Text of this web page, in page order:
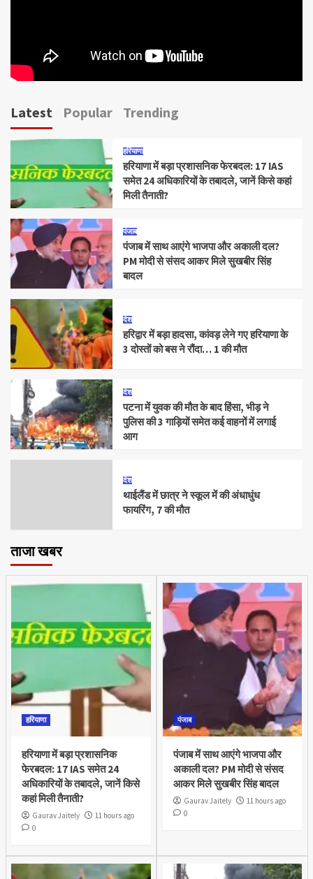
Latest Popular Trending
हरियाणा
हरियाणा में बड़ा प्रशासनिक फेरबदल: 17 IAS
समेत 24 अधिकारियों के तबादले, जानें किसे कहां
मिली तैनाती?
पंजाब
पंजाब में साथ आएंगे भाजपा और अकाली दल?
PM मोदी से संसद आकर मिले सुखबीर सिंह
बादल
देश
हरिद्वार में बड़ा हादसा, कांवड़ लेने गए हरियाणा के
3 दोस्तों को बस ने रौंदा… 1 की मौत
देश
पटना में युवक की मौत के बाद हिंसा, भीड़ ने
पुलिस की 3 गाड़ियों समेत कई वाहनों में लगाई
आग
देश
थाईलैंड में छात्र ने स्कूल में की अंधाधुंध
फायरिंग, 7 की मौत
ताजा खबर
हरियाणा
हरियाणा में बड़ा प्रशासनिक
फेरबदल: 17 IAS समेत 24
अधिकारियों के तबादले, जानें किसे
कहां मिली तैनाती?
Gaurav Jaitely
11 hours ago
0
पंजाब
पंजाब में साथ आएंगे भाजपा और
अकाली दल? PM मोदी से संसद
आकर मिले सुखबीर सिंह बादल
Gaurav Jaitely
11 hours ago
0